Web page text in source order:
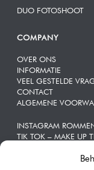
DUO FOTOSHOOT
COMPANY
OVER ONS
INFORMATIE
VEEL GESTELDE
CONTACT
ALGEMENE
INSTAGRAM
TIK TOK – MAKE UP
ZAKELIJKE |